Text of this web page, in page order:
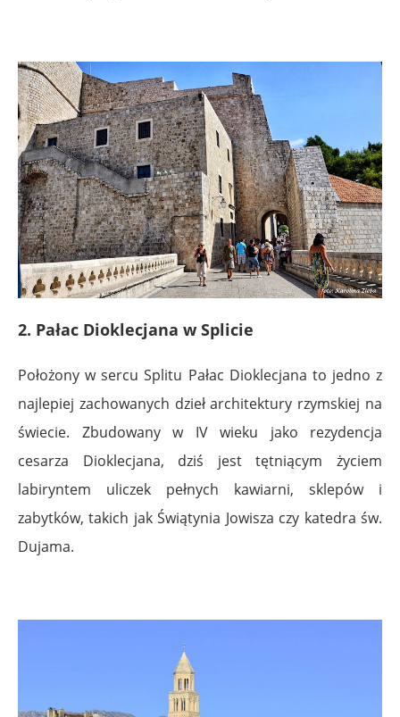
2. Pałac Dioklecjana w Splicie
Położony w sercu Splitu Pałac Dioklecjana to jedno z
najlepiej zachowanych dzieł architektury rzymskiej na
świecie. Zbudowany w IV wieku jako rezydencja
cesarza Dioklecjana, dziś jest tętniącym życiem
labiryntem uliczek pełnych kawiarni, sklepów i
zabytków, takich jak Świątynia Jowisza czy katedra św.
Dujama.